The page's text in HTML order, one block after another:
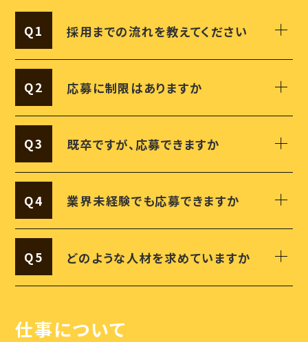
Q1 採用までの流れを教えてください
Q2 応募に制限はありますか
Q3 既卒ですが、応募できますか
Q4 業界未経験でも応募できますか
Q5 どのような人材を求めていますか
仕事について